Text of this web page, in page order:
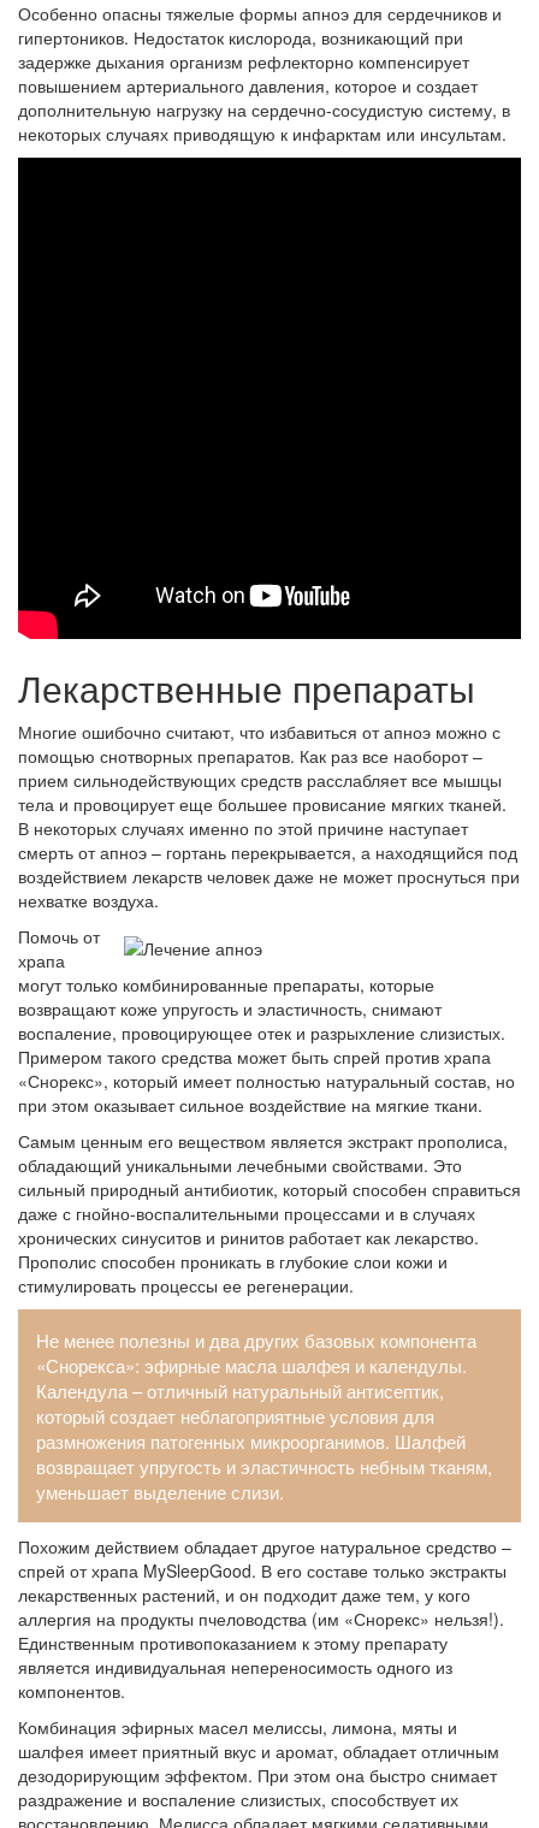
Особенно опасны тяжелые формы апноэ для сердечников и
гипертоников. Недостаток кислорода, возникающий при
задержке дыхания организм рефлекторно компенсирует
повышением артериального давления, которое и создает
дополнительную нагрузку на сердечно-сосудистую систему, в
некоторых случаях приводящую к инфарктам или инсультам.
Лекарственные препараты
Многие ошибочно считают, что избавиться от апноэ можно с
помощью снотворных препаратов. Как раз все наоборот –
прием сильнодействующих средств расслабляет все мышцы
тела и провоцирует еще большее провисание мягких тканей.
В некоторых случаях именно по этой причине наступает
смерть от апноэ – гортань перекрывается, а находящийся под
воздействием лекарств человек даже не может проснуться при
нехватке воздуха.
Помочь от
храпа
могут только комбинированные препараты, которые
возвращают коже упругость и эластичность, снимают
воспаление, провоцирующее отек и разрыхление слизистых.
Примером такого средства может быть спрей против храпа
«Снорекс», который имеет полностью натуральный состав, но
при этом оказывает сильное воздействие на мягкие ткани.
Самым ценным его веществом является экстракт прополиса,
обладающий уникальными лечебными свойствами. Это
сильный природный антибиотик, который способен справиться
даже с гнойно-воспалительными процессами и в случаях
хронических синуситов и ринитов работает как лекарство.
Прополис способен проникать в глубокие слои кожи и
стимулировать процессы ее регенерации.
Не менее полезны и два других базовых компонента
«Снорекса»: эфирные масла шалфея и календулы.
Календула – отличный натуральный антисептик,
который создает неблагоприятные условия для
размножения патогенных микроорганимов. Шалфей
возвращает упругость и эластичность небным тканям,
уменьшает выделение слизи.
Похожим действием обладает другое натуральное средство –
спрей от храпа MySleepGood. В его составе только экстракты
лекарственных растений, и он подходит даже тем, у кого
аллергия на продукты пчеловодства (им «Снорекс» нельзя!).
Единственным противопоказанием к этому препарату
является индивидуальная непереносимость одного из
компонентов.
Комбинация эфирных масел мелиссы, лимона, мяты и
шалфея имеет приятный вкус и аромат, обладает отличным
дезодорирующим эффектом. При этом она быстро снимает
раздражение и воспаление слизистых, способствует их
восстановлению. Мелисса обладает мягкими седативными